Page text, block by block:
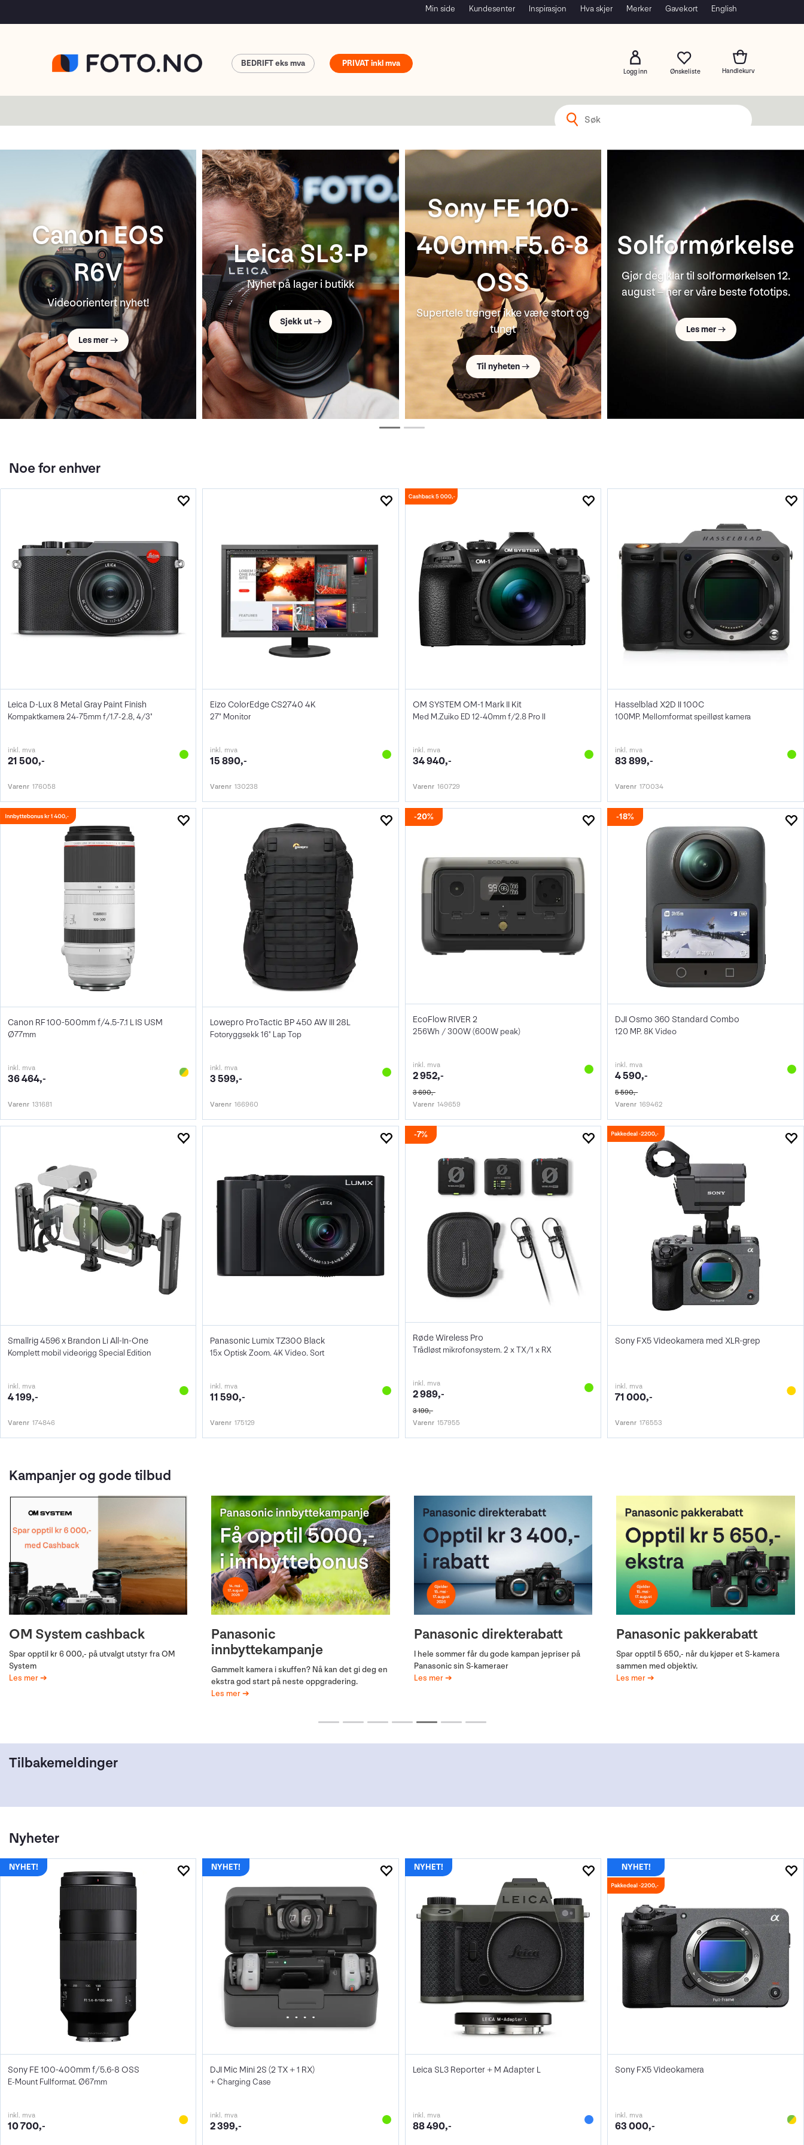
Min side Kundesenter Inspirasjon Hva skjer Merker Gavekort English
Logg inn
PRIVAT
BEDRIFT
Dji Avata360
Film alt – velg utsnittet etterpå
Les mer →
Sony FX5
Laget for små produksjonsteam
Til nyheten →
Gjenbruk
Brukt fotoutstyr til gode priser
Kun 1 av hver →
Sony RX10 V
Alpha-teknologi gir nytt liv til den
populære RX10-serien
Les mer →
Noe for enhver
Leica D-Lux 8 Metal Gray Paint Finish
Kompaktkamera 24-75mm f/1.7-2.8, 4/3"
inkl. mva
21 500,-
Varenr 176058
Eizo ColorEdge CS2740 4K
27" Monitor
inkl. mva
15 890,-
Varenr 130238
OM SYSTEM OM-1 Mark II Kit
Med M.Zuiko ED 12-40mm f/2.8 Pro II
inkl. mva
34 940,-
Varenr 160729
Hasselblad X2D II 100C
100MP. Mellomformat speilløst kamera
inkl. mva
83 899,-
Varenr 170034
Canon RF 100-500mm f/4.5-7.1 L IS USM
Ø77mm
inkl. mva
36 464,-
Varenr 131681
Lowepro ProTactic BP 450 AW III 28L
Fotoryggsekk 16" Lap Top
inkl. mva
3 599,-
Varenr 166960
20%
EcoFlow RIVER 2
256Wh / 300W (600W peak)
inkl. mva
2 952,-
3 690,-
Varenr 149659
18%
DJI Osmo 360 Standard Combo
120 MP. 8K Video
inkl. mva
4 590,-
5 590,-
Varenr 169462
Smallrig 4596 x Brandon Li All-In-One
Komplett mobil videorigg Special Edition
inkl. mva
4 199,-
Varenr 174846
Panasonic Lumix TZ300 Black
15x Optisk Zoom. 4K Video. Sort
inkl. mva
11 590,-
Varenr 175129
7%
Røde Wireless Pro
Trådløst mikrofonsystem. 2 x TX/1 x RX
inkl. mva
2 989,-
3 199,-
Varenr 157955
Sony FX5 Videokamera med XLR-grep
inkl. mva
71 000,-
Varenr 176553
Kampanjer og gode tilbud
Canon EOS R6 V
introduksjonstilbud
Spar 2 300,- når du kjøper nye Canon EOS R6V
sammen med utvalgte objektiver.
Canon innbyttekampanje
Få opptil 5 600,- i ekstra innbyttebonus fra
Canon når du bytter inn gammelt utstyr.
Les mer
Oppgradér til Sony A7V
Gjør oppgraderingen enkelt, bytt inn ditt gamle
kamera og betal mellomlegg på nye A7 V.
Les mer
Oppgradér til Canon EOS
R6 Mark III
Gjør oppgraderingen enkelt, bytt inn ditt gamle
kamera og betal mellomlegg på nye R6 Mark III.
Tilbakemeldinger
Nyheter
Sony FE 100-400mm f/5.6-8 OSS
E-Mount Fullformat. Ø67mm
inkl. mva
10 700,-
DJI Mic Mini 2S (2 TX + 1 RX)
+ Charging Case
inkl. mva
2 399,-
Leica SL3 Reporter + M Adapter L
inkl. mva
88 490,-
Sony FX5 Videokamera
inkl. mva
63 000,-